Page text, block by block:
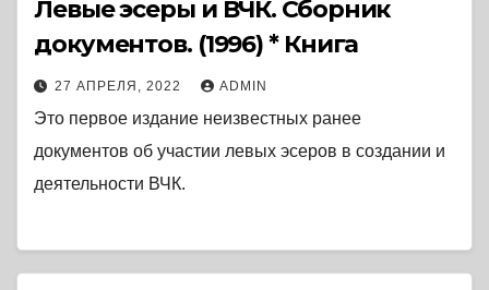
Левые эсеры и ВЧК. Сборник
документов. (1996) * Книга
27 АПРЕЛЯ, 2022 ADMIN
Это первое издание неизвестных ранее
документов об участии левых эсеров в создании и
деятельности ВЧК.